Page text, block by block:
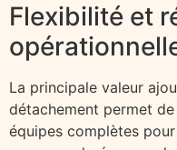
Flexibilité et
La principale valeur
détachement permet
équipes complètes